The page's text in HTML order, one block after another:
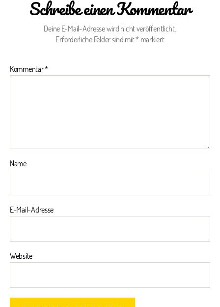
Schreibe einen Kommentar
Deine E-Mail-Adresse wird nicht veröffentlicht.
Erforderliche Felder sind mit*markiert
Kommentar*
Name
E-Mail-Adresse
Website